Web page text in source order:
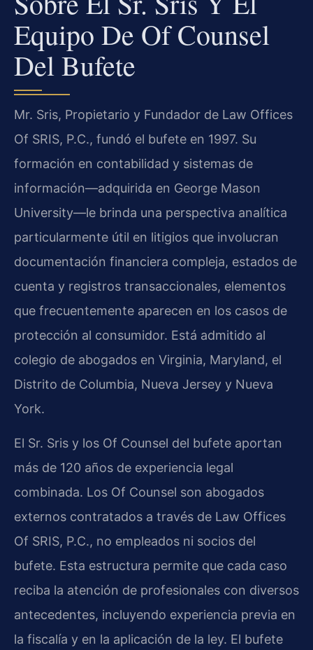
Equipo De Of Counsel
Del Bufete
Mr. Sris, Propietario y Fundador de Law Offices
Of SRIS, P.C., fundó el bufete en 1997. Su
formación en contabilidad y sistemas de
información—adquirida en George Mason
University—le brinda una perspectiva analítica
particularmente útil en litigios que involucran
documentación financiera compleja, estados de
cuenta y registros transaccionales, elementos
que frecuentemente aparecen en los casos de
protección al consumidor. Está admitido al
colegio de abogados en Virginia, Maryland, el
Distrito de Columbia, Nueva Jersey y Nueva
York.
El Sr. Sris y los Of Counsel del bufete aportan
más de 120 años de experiencia legal
combinada. Los Of Counsel son abogados
externos contratados a través de Law Offices
Of SRIS, P.C., no empleados ni socios del
bufete. Esta estructura permite que cada caso
reciba la atención de profesionales con diversos
antecedentes, incluyendo experiencia previa en
la fiscalía y en la aplicación de la ley. El bufete